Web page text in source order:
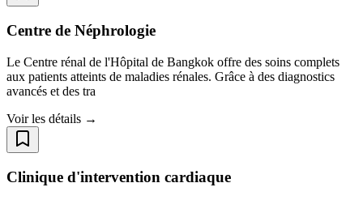
Centre de Néphrologie
Le Centre rénal de l'Hôpital de Bangkok offre des soins complets
aux patients atteints de maladies rénales. Grâce à des diagnostics
avancés et des tra
Voir les détails →
Clinique d'intervention cardiaque